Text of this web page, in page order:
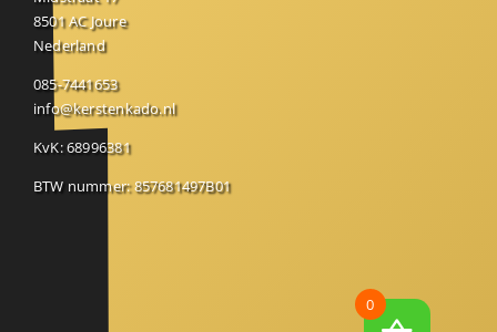
8501 AC Joure
Nederland
085-7441653
info@kerstenkado.nl
KvK: 68996381
BTW nummer: 857681497B01
0